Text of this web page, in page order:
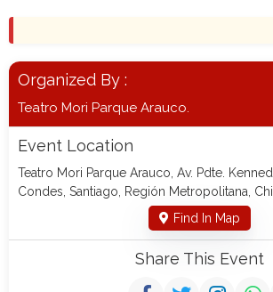
Organized By :
Teatro Mori Parque Arauco.
Event Location
Teatro Mori Parque Arauco, Av. Pdte.
Condes, Santiago, Región Metropolitana,
Find In Map
Share This Event